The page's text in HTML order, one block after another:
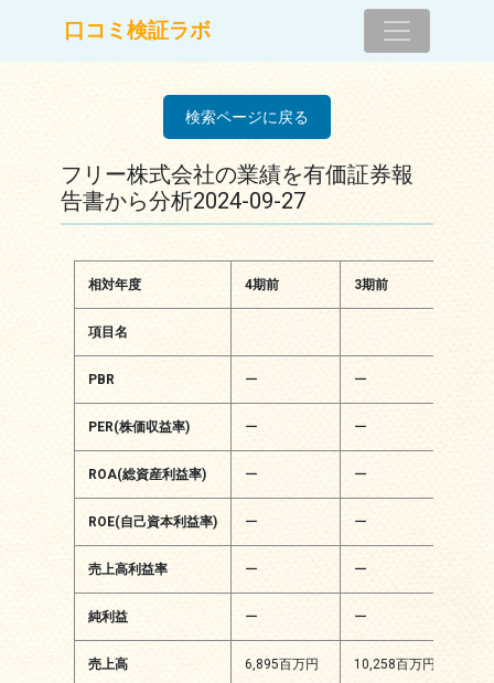
メインナビゲーション
口コミ検証ラボ
検索ページに戻る
フリー株式会社の業績を有価証券報
告書から分析2024-09-27
相対年度 4期前 3期前
項目名
PBR ー ー
PER(株価収益率) ー ー
ROA(総資産利益率) ー ー
ROE(自己資本利益率) ー ー
売上高利益率 ー ー
純利益 ー ー
売上高 6,895百万円 10,258百万円